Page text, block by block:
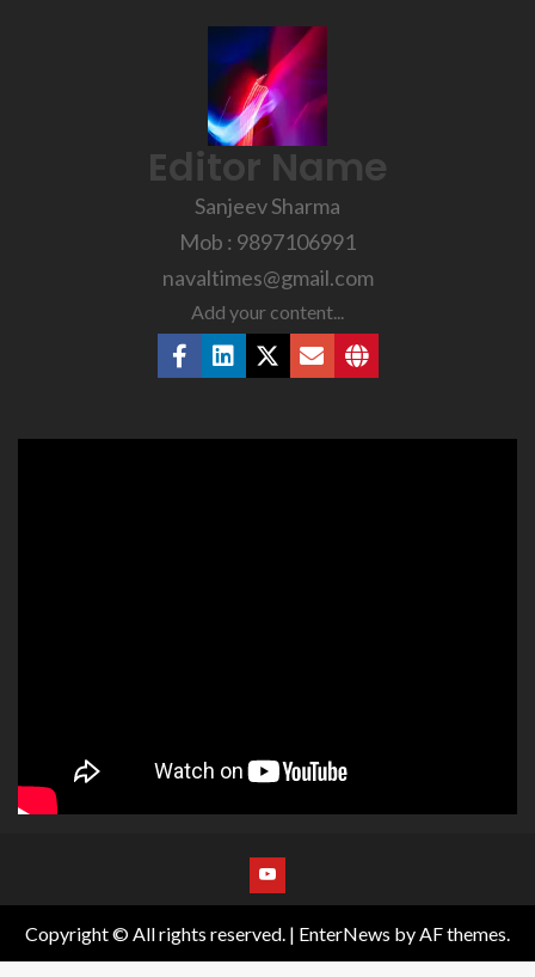
Editor Name
Sanjeev Sharma
Mob : 9897106991
navaltimes@gmail.com
Add your content...
Copyright © All rights reserved. | EnterNews by AF themes.